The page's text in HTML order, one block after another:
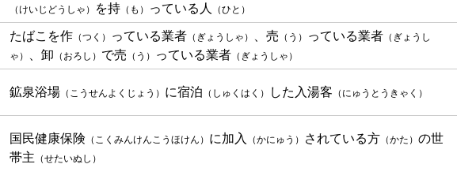
（けいじどうしゃ） を持 （も） っている人 （ひと）
たばこを作 （つく） っている業者 （ぎょうしゃ） 、売 （う） っている業者 （ぎょうし
ゃ）
、卸 （おろし） で売 （う） っている業者 （ぎょうしゃ）
鉱泉浴場 （こうせんよくじょう） に宿泊 （しゅくはく） した入湯客 （にゅうとうきゃく）
国民健康保険 （こくみんけんこうほけん） に加入 （かにゅう） されている方 （かた） の世
帯主 （せたいぬし）